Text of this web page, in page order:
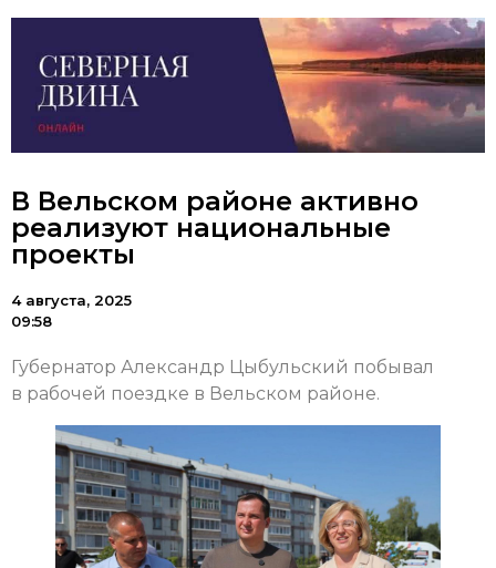
В Вельском районе активно
реализуют национальные
проекты
4 августа, 2025
09:58
Губернатор Александр Цыбульский побывал
в рабочей поездке в Вельском районе.